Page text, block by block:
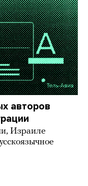
авторов
Израиле